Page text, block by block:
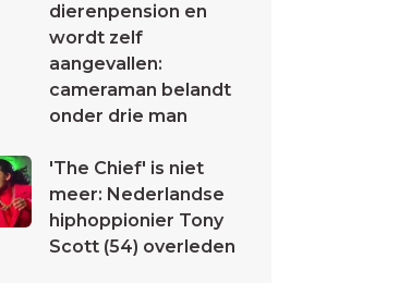
dierenpension en
wordt zelf
aangevallen:
cameraman belandt
onder drie man
'The Chief' is niet
meer: Nederlandse
hiphoppionier Tony
Scott (54) overleden